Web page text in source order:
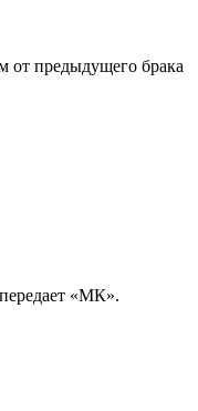
от предыдущего брака
«МК».